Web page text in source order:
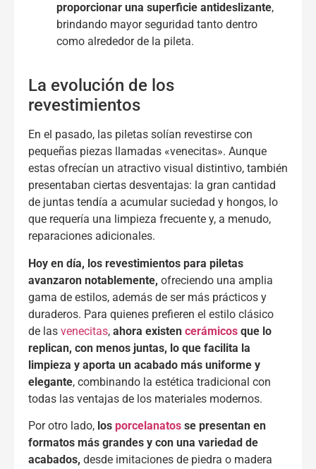
proporcionar una superficie antideslizante,
brindando mayor seguridad tanto dentro
como alrededor de la pileta.
La evolución de los
revestimientos
En el pasado, las piletas solían revestirse con
pequeñas piezas llamadas «venecitas». Aunque
estas ofrecían un atractivo visual distintivo, también
presentaban ciertas desventajas: la gran cantidad
de juntas tendía a acumular suciedad y hongos, lo
que requería una limpieza frecuente y, a menudo,
reparaciones adicionales.
Hoy en día, los revestimientos para piletas
avanzaron notablemente, ofreciendo una amplia
gama de estilos, además de ser más prácticos y
duraderos. Para quienes prefieren el estilo clásico
de las venecitas, ahora existen cerámicos que lo
replican, con menos juntas, lo que facilita la
limpieza y aporta un acabado más uniforme y
elegante, combinando la estética tradicional con
todas las ventajas de los materiales modernos.
Por otro lado, los porcelanatos se presentan en
formatos más grandes y con una variedad de
acabados, desde imitaciones de piedra o madera